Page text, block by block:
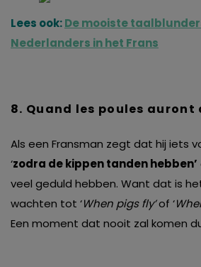
Lees ook:De mooiste
Nederlanders in het Frans
8. Quand les poules auront
Als een Fransman zegt dat hij iets
‘zodra de kippen tanden hebben’
veel geduld hebben. Want dat is
wachten tot ‘When pigs fly’of ‘
Een moment dat nooit zal komen